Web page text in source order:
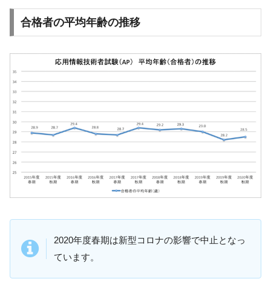
合格者の平均年齢の推移
2020年度春期は新型コロナの影響で中止となっ
ています。